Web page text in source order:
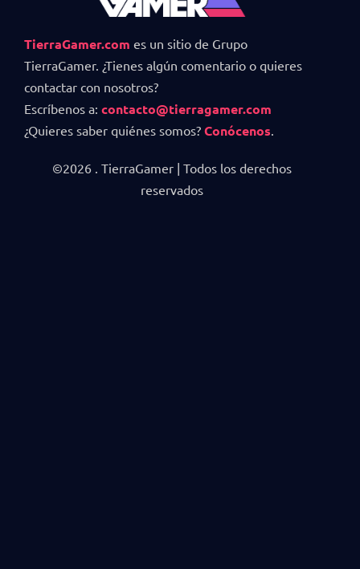
TierraGamer.com es un sitio de Grupo
TierraGamer. ¿Tienes algún comentario o quieres
contactar con nosotros?
Escríbenos a: contacto@tierragamer.com
¿Quieres saber quiénes somos? Conócenos.
©2026 . TierraGamer | Todos los derechos
reservados